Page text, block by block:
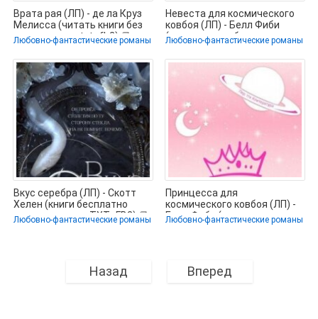
Врата рая (ЛП) - де ла Круз
Мелисса (читать книги без
регистрации .txt, .fb2) 📗
Любовно-фантастические романы
Невеста для космического
ковбоя (ЛП) - Белл Фиби
(читать книги без
регистрации
Любовно-фантастические романы
Вкус серебра (ЛП) - Скотт
Хелен (книги бесплатно
полные версии .TXT, .FB2) 📗
Любовно-фантастические романы
Принцесса для
космического ковбоя (ЛП) -
Белл Фиби (читать полную
версию книги
Любовно-фантастические романы
Назад Вперед